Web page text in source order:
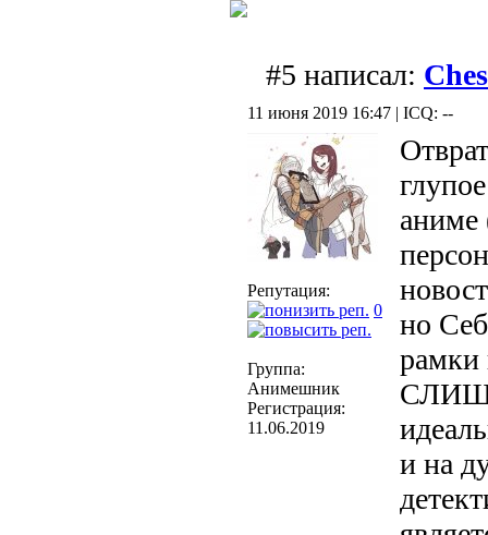
#5 написал:
11 июня 2019 16:47 | ICQ: --
Репутация:
0
Группа:
Анимешник
Регистрация:
11.06.2019
аниме
но
рамки
и на